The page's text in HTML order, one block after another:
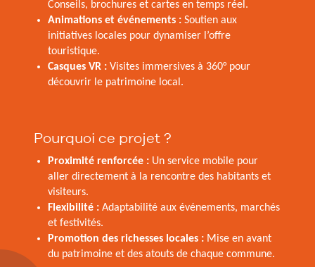
Conseils, brochures et cartes en temps réel.
Animations et événements : Soutien aux
initiatives locales pour dynamiser l’offre
touristique.
Casques VR : Visites immersives à 360° pour
découvrir le patrimoine local.
Pourquoi ce projet ?
Proximité renforcée : Un service mobile pour
aller directement à la rencontre des habitants et
visiteurs.
Flexibilité : Adaptabilité aux événements, marchés
et festivités.
Promotion des richesses locales : Mise en avant
du patrimoine et des atouts de chaque commune.